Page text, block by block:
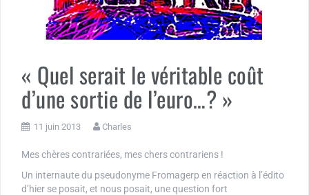
« Quel serait le véritable coût
d’une sortie de l’euro…? »
11 juin 2013 Charles
Mes chères contrariées, mes chers contrariens !
Un internaute du pseudonyme Fromagerp en réaction à l’édito
d’hier se posait, et nous posait, une question fort